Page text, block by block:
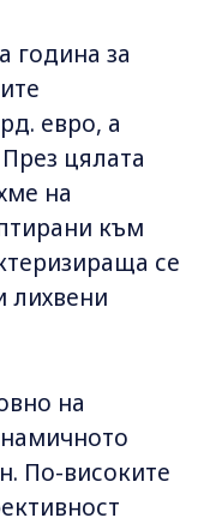
година за
евро, а
цялата
на
към
се
лихвени
на
По-високите